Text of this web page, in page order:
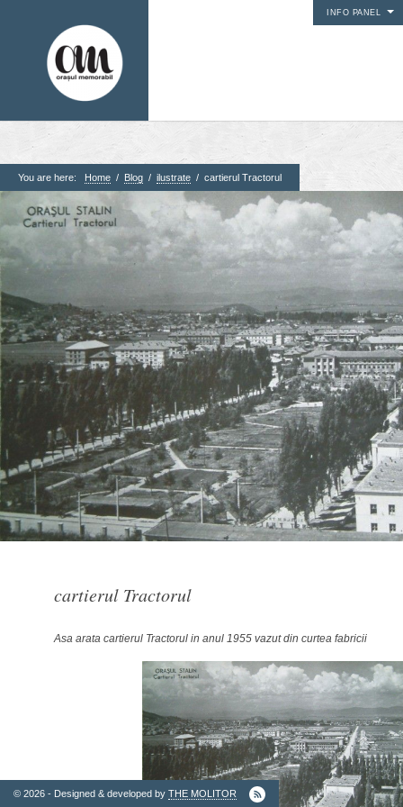
INFO PANEL
1. Pagini
Acasa
Contact
Despre proiect
Din arhiva orasului
Editii anterioare
Panorame
2. Finantatori
Ordinul
© 2026 - Designed & developed by THE MOLITOR
You are here: Home / Blog / ilustrate / cartierul Tractorul
cartierul Tractorul
Asa arata cartierul Tractorul in anul 1955 vazut din curtea fabricii